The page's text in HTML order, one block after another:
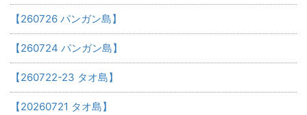
【260726 パンガン島】
【260724 パンガン島】
【260722-23 タオ島】
【20260721 タオ島】